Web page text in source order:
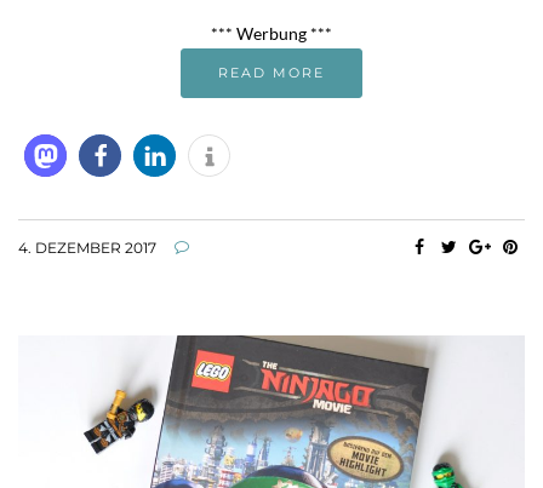
*** Werbung ***
READ MORE
4. DEZEMBER 2017